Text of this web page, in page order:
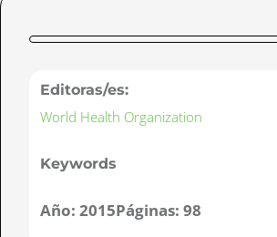
Editoras/es:
World Health Organization
Keywords
Año: 2015Páginas: 98